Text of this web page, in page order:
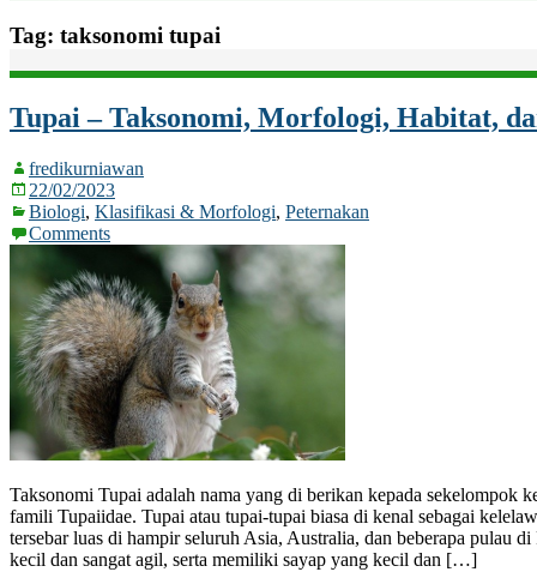
Tag: taksonomi tupai
Tupai – Taksonomi, Morfologi, Habitat,
fredikurniawan
22/02/2023
Biologi, Klasifikasi & Morfologi, Peternakan
Comments
Taksonomi Tupai adalah nama yang di berikan kepada sekelompok
famili Tupaiidae. Tupai atau tupai-tupai biasa di kenal sebagai
tersebar luas di hampir seluruh Asia, Australia, dan beberapa pulau
kecil dan sangat agil, serta memiliki sayap yang kecil dan […]